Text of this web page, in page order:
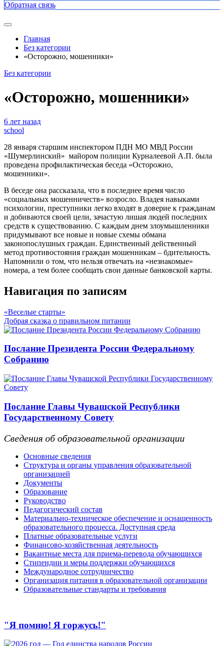
Обратная связь
Главная
Без категории
«Осторожно, мошенники»
Без категории
«Осторожно, мошенники»
6 лет назад
school
28 января старшим инспектором ПДН МО МВД России
«Шумерлинский» майором полиции Курналеевой А.П. была
проведена профилактическая беседа «Осторожно,
мошенники».
В беседе она рассказала, что в последнее время число
«социальных мошенничеств» возросло. Владея навыками
психологии, преступники легко входят в доверие к гражданам
и добиваются своей цели, зачастую лишая людей последних
средств к существованию. С каждым днем злоумышленники
придумывают все новые и новые схемы обмана
законопослушных граждан. Единственный действенный
метод противостояния граждан мошенникам – бдительность.
Напомнили о том, что нельзя отвечать на «незнакомые»
номера, а тем более сообщать свои данные банковской карты.
Навигация по записям
«Веселые старты»
Добрая сказка о правильном питании
Послание Президента России Федеральному
Собранию
Послание Главы Чувашской Республики
Государственному Совету
Сведения об образовательной организации
Основные сведения
Структура и органы управления образовательной
организацией
Документы
Образование
Руководство
Педагогический состав
Материально-техническое обеспечение и оснащенность
образовательного процесса. Доступная среда
Платные образовательные услуги
Финансово-хозяйственная деятельность
Вакантные места для приема-перевода обучающихся
Стипендии и меры поддержки обучающихся
Международное сотрудничество
Организация питания в образовательной организации
Образовательные стандарты и требования
"Я помню! Я горжусь!"